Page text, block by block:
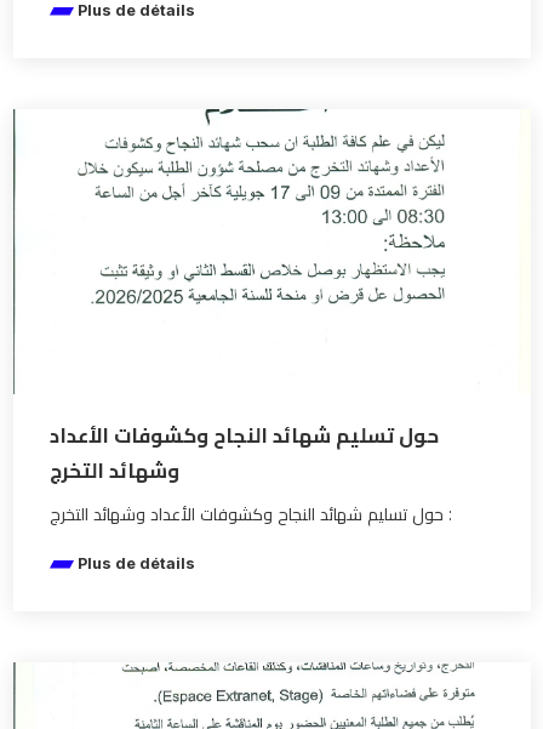
Plus de détails
حول تسليم شهائد النجاح وكشوفات الأعداد
وشهائد التخرج
حول تسليم شهائد النجاح وكشوفات الأعداد وشهائد التخرج :
Plus de détails